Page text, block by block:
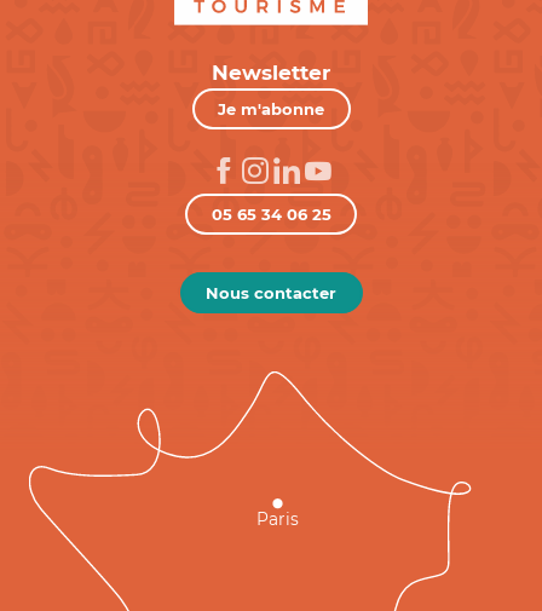
Newsletter
Je m'abonne
05 65 34 06 25
Nous contacter
Paris